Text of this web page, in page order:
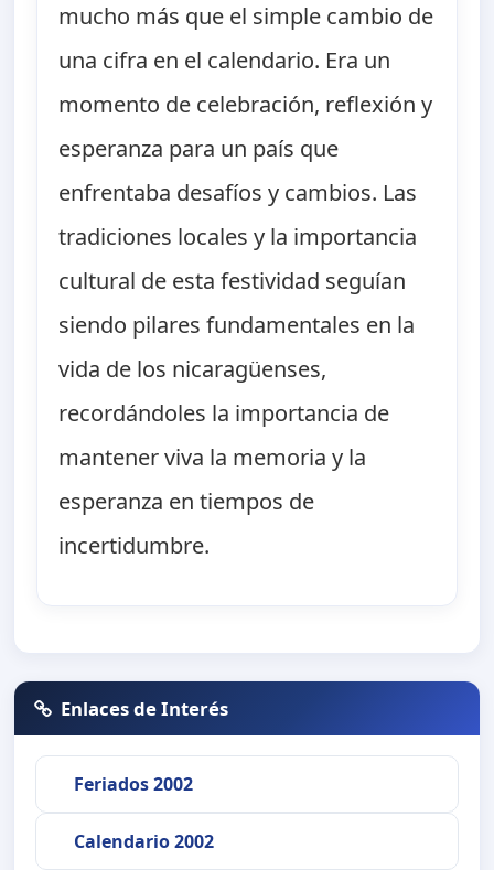
mucho más que el simple cambio de
una cifra en el calendario. Era un
momento de celebración, reflexión y
esperanza para un país que
enfrentaba desafíos y cambios. Las
tradiciones locales y la importancia
cultural de esta festividad seguían
siendo pilares fundamentales en la
vida de los nicaragüenses,
recordándoles la importancia de
mantener viva la memoria y la
esperanza en tiempos de
incertidumbre.
Enlaces de Interés
Feriados 2002
Calendario 2002